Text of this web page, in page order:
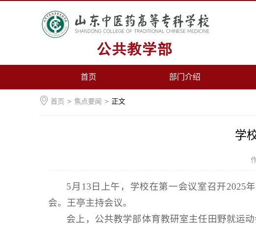
首页 部门介绍
首页 > 焦点要闻 > 正文
学
5月13日上午，学校在第一会议室召开2025
会。王亭主持会议。
会上，公共教学部体育教研室主任田野就运